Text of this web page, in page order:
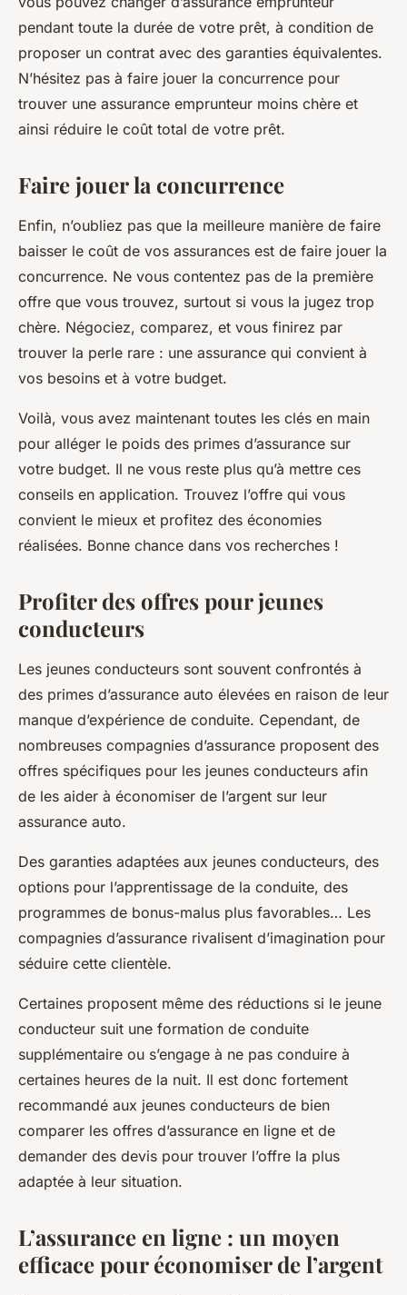
pendant toute la durée de votre prêt, à condition de
proposer un contrat avec des garanties équivalentes.
N’hésitez pas à faire jouer la concurrence pour
trouver une assurance emprunteur moins chère et
ainsi réduire le coût total de votre prêt.
Faire jouer la concurrence
Enfin, n’oubliez pas que la meilleure manière de faire
baisser le coût de vos assurances est de faire jouer la
concurrence. Ne vous contentez pas de la première
offre que vous trouvez, surtout si vous la jugez trop
chère. Négociez, comparez, et vous finirez par
trouver la perle rare : une assurance qui convient à
vos besoins et à votre budget.
Voilà, vous avez maintenant toutes les clés en main
pour alléger le poids des primes d’assurance sur
votre budget. Il ne vous reste plus qu’à mettre ces
conseils en application. Trouvez l’offre qui vous
convient le mieux et profitez des économies
réalisées. Bonne chance dans vos recherches !
Profiter des offres pour jeunes
conducteurs
Les jeunes conducteurs sont souvent confrontés à
des primes d’assurance auto élevées en raison de leur
manque d’expérience de conduite. Cependant, de
nombreuses compagnies d’assurance proposent des
offres spécifiques pour les jeunes conducteurs afin
de les aider à économiser de l’argent sur leur
assurance auto.
Des garanties adaptées aux jeunes conducteurs, des
options pour l’apprentissage de la conduite, des
programmes de bonus-malus plus favorables… Les
compagnies d’assurance rivalisent d’imagination pour
séduire cette clientèle.
Certaines proposent même des réductions si le jeune
conducteur suit une formation de conduite
supplémentaire ou s’engage à ne pas conduire à
certaines heures de la nuit. Il est donc fortement
recommandé aux jeunes conducteurs de bien
comparer les offres d’assurance en ligne et de
demander des devis pour trouver l’offre la plus
adaptée à leur situation.
L’assurance en ligne : un moyen
efficace pour économiser de l’argent